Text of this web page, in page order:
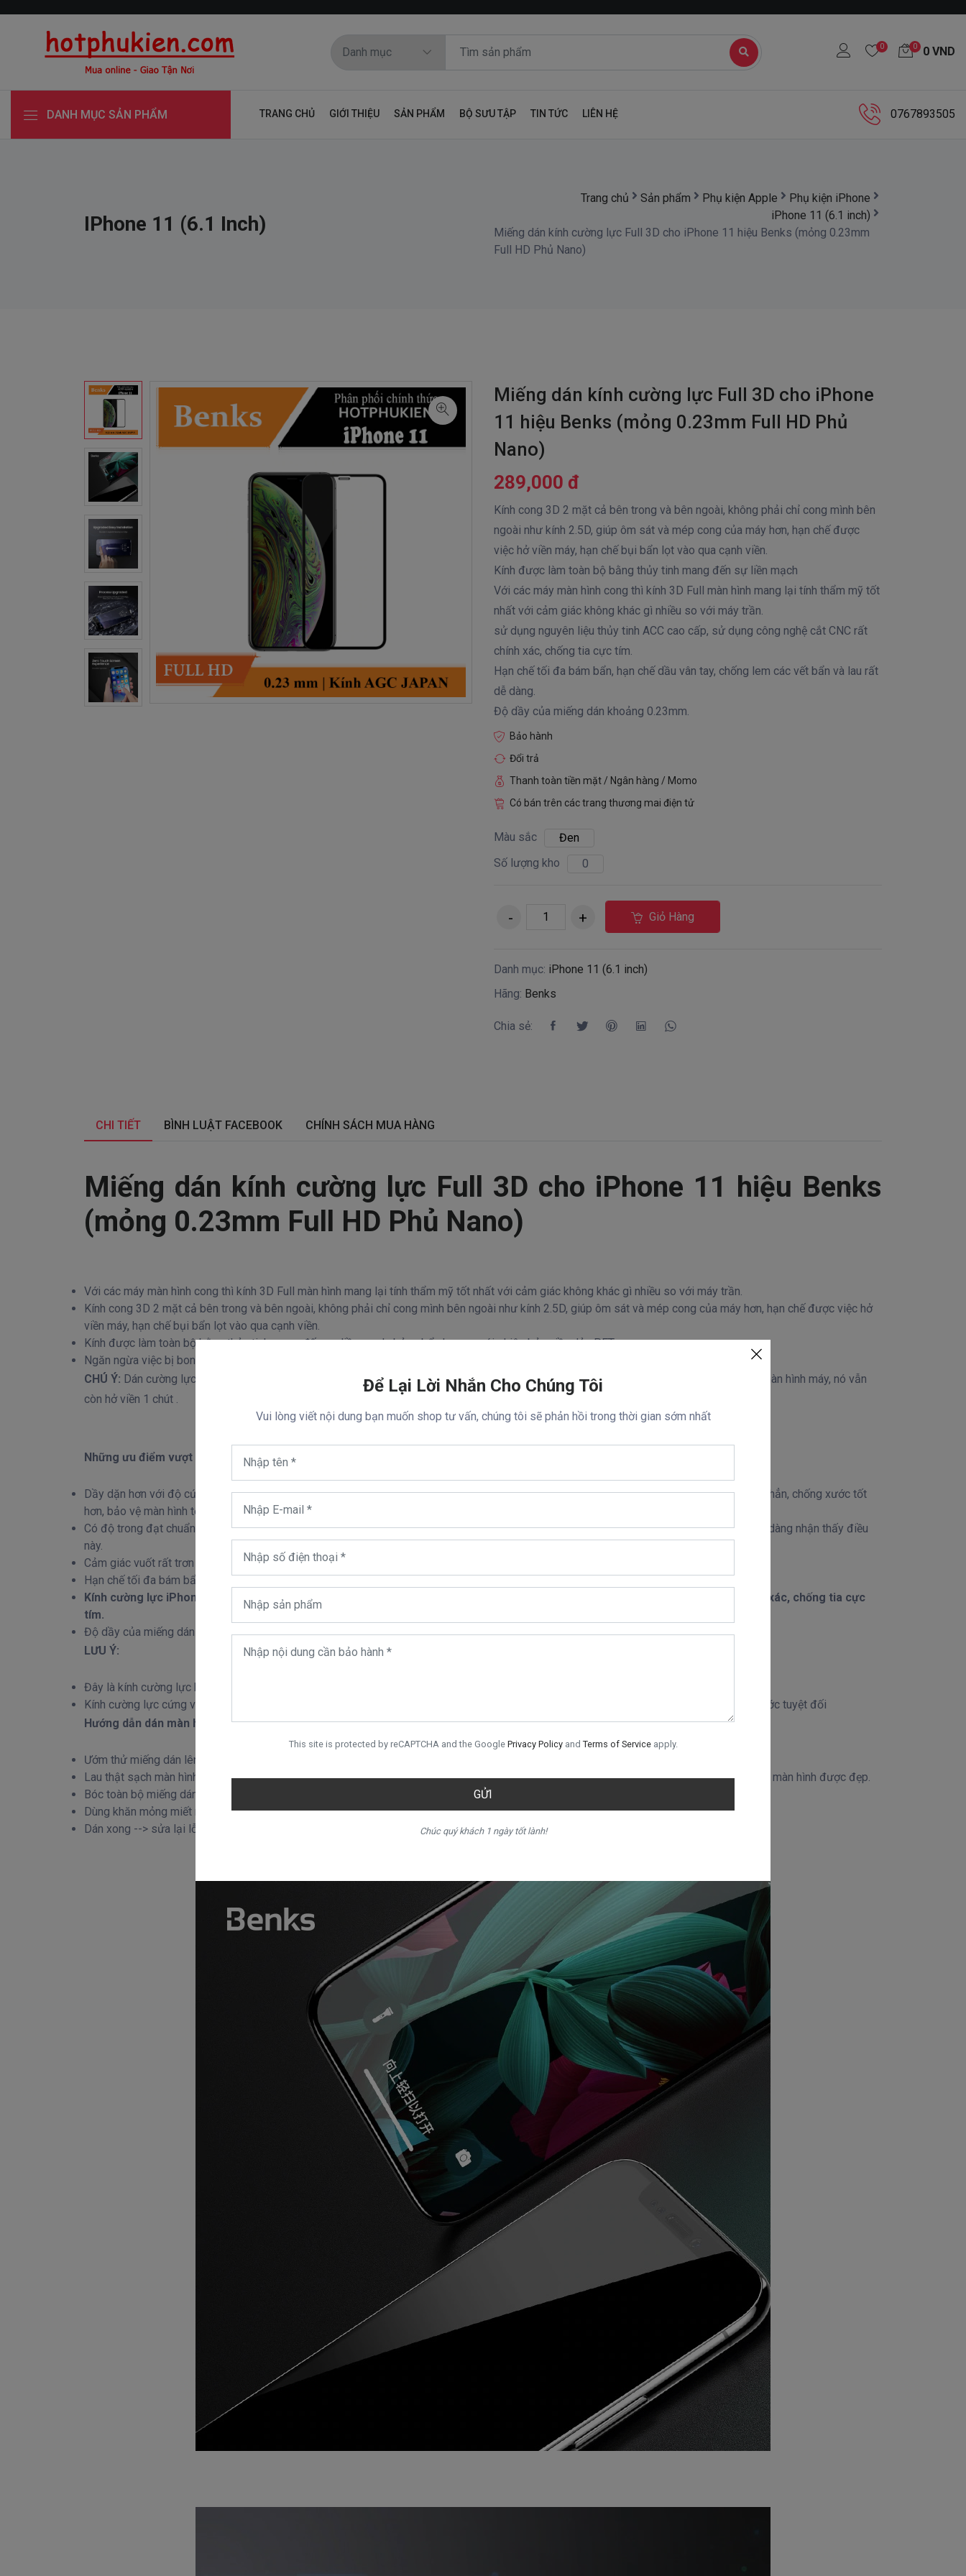
Để Lại Lời Nhắn Cho Chúng Tôi
Vui lòng viết nội dung bạn muốn shop tư vấn, chúng tôi sẽ phản hồi trong thời gian sớm nhất
This site is protected by reCAPTCHA and the Google Privacy Policyand Terms of Serviceapply.
GỬI
Chúc quý khách 1 ngày tốt lành!
0 0 0 VND
DANH MỤC SẢN PHẨM TRANG CHỦ GIỚI THIỆU SẢN PHẨM BỘ SƯU TẬP TIN TỨC LIÊN HỆ 0767893505
IPhone 11 (6.1 Inch)
Trang chủ Sản phẩm Phụ kiện Apple
Phụ kiện iPhone
iPhone 11 (6.1 inch)
Miếng dán kính cường lực Full 3D cho iPhone 11 hiệu Benks (mỏng 0.23mm
Full HD Phủ Nano)
Miếng dán kính cường lực Full 3D cho iPhone
11 hiệu Benks (mỏng 0.23mm Full HD Phủ
Nano)
289,000 đ
Kính cong 3D 2 mặt cả bên trong và bên ngoài, không phải chỉ cong mình bên
ngoài như kính 2.5D, giúp ôm sát và mép cong của máy hơn, hạn chế được
việc hở viền máy, hạn chế bụi bẩn lọt vào qua cạnh viền.
Kính được làm toàn bộ bằng thủy tinh mang đến sự liền mạch
Với các máy màn hình cong thì kính 3D Full màn hình mang lại tính thẩm mỹ tốt
nhất với cảm giác không khác gì nhiều so với máy trần.
sử dụng nguyên liệu thủy tinh ACC cao cấp, sử dụng công nghệ cắt CNC rất
chính xác, chống tia cực tím.
Hạn chế tối đa bám bẩn, hạn chế dầu vân tay, chống lem các vết bẩn và lau rất
dễ dàng.
Độ dầy của miếng dán khoảng 0.23mm.
Bảo hành
Đổi trả
Thanh toàn tiền mặt / Ngân hàng / Momo
Có bán trên các trang thương mai điện tử
Màu sắc
Đen
Số lượng kho
0
Giỏ Hàng
Danh mục: iPhone 11 (6.1 inch)
Hãng: Benks
Chia sẻ:
CHI TIẾT BÌNH LUẬT FACEBOOK CHÍNH SÁCH MUA HÀNG
Miếng dán kính cường lực Full 3D cho iPhone 11 hiệu Benks
(mỏng 0.23mm Full HD Phủ Nano)
Với các máy màn hình cong thì kính 3D Full màn hình mang lại tính thẩm mỹ tốt nhất với cảm giác không khác gì nhiều so với máy trần.
Kính cong 3D 2 mặt cả bên trong và bên ngoài, không phải chỉ cong mình bên ngoài như kính 2.5D, giúp ôm sát và mép cong của máy hơn, hạn chế được việc hở
viền máy, hạn chế bụi bẩn lọt vào qua cạnh viền.
Kính được làm toàn bộ bằng thủy tinh mang đến sự liền mạch, bỏng bẩy hơn so với phiên bản viền dẻo PET
Ngăn ngừa việc bị bong cạnh viền do bị hở viền rộng như kính Full 2.5D loại thường.
CHÚ Ý: Dán cường lực iPhone 11 3D giảm thiểu được việc hở viền khá nhiều so với kính 2.5D nhưng tất nhiên không cong hẳn được như màn hình máy, nó vẫn
còn hở viền 1 chút .
Những ưu điểm vượt trội của dán kính cường lực so với miếng dán thông thường:
Dầy dặn hơn với độ cứng vượt trội gấp 3 lần (độ cứng kính là 9H, dán bình thường 3H hoặc 4H). Điều này sẽ giúp bạn sử dụng dán lâu hơn hẳn, chống xước tốt
hơn, bảo vệ màn hình tốt hơn.
Có độ trong đạt chuẩn HD, hình ảnh cực kỳ sắc nét và đẹp. So với miếng dán HD thông thường thì dán kính có độ trong hơn hẳn, bạn sẽ dễ dàng nhận thấy điều
này.
Cảm giác vuốt rất trơn tru như màn hình gốc không bị dít tay.
Hạn chế tối đa bám bẩn, hạn chế dầu vân tay, chống lem các vết bẩn và lau rất dễ dàng.
Kính cường lực iPhone 11 Benks Full màn hình sử dụng nguyên liệu thủy tinh ACC cao cấp, sử dụng công nghệ cắt CNC rất chính xác, chống tia cực
tím.
Độ dầy của miếng dán khoảng 0.3mm.
LƯU Ý:
Đây là kính cường lực khác với miếng dán cường lực dạng Silicon (dán silicon dễ bị ố, chống xước kém, đục hơn)
Kính cường lực cứng và chống xước tốt hơn nhiều so với dán Nilon nhưng nó vẫn có thể bị xước và vỡ bởi va chạm, không phải là chống xước tuyệt đối
Hướng dẫn dán màn hình:
Ướm thử miếng dán lên màn hình để căn chuẩn được chính xác nhất.
Lau thật sạch màn hình bằng khăn lau sạch, màn hình quá bẩn thì lau bằng nước lau kính. Lau sạch màn hình là phần quan trọng nhất để dán màn hình được đẹp.
Bóc toàn bộ miếng dán ra khỏi miếng đệm --> đặt up lên căn chính xác và thả miếng dán xuống, ấn nhẹ để dính vào màn hình.
Dùng khăn mỏng miết những vị trí có bóng khí hoặc chưa bám chắc.
Dán xong --> sửa lại lỗi nếu có --> hoàn thành.